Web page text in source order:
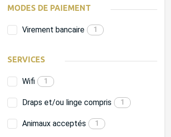
MODES DE PAIEMENT
Virement bancaire 1
SERVICES
Wifi 1
Draps et/ou linge compris 1
Animaux acceptés 1